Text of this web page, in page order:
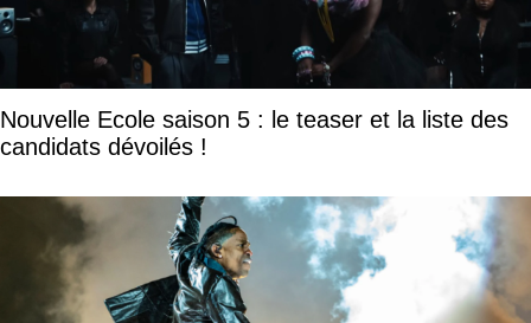
Nouvelle Ecole saison 5 : le teaser et la liste des
candidats dévoilés !